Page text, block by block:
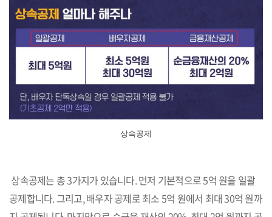
상속공제
상속공제는 총 3가지가 있습니다. 먼저 기본적으로 5억 원을 일괄
공제합니다. 그리고, 배우자 공제로 최소 5억 원에서 최대 30억 원까